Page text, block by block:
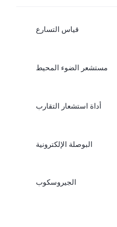
قياس التسارع
مستشعر الضوء المحيط
أداة استشعار التقارب
البوصلة الإلكترونية
الجيروسكوب